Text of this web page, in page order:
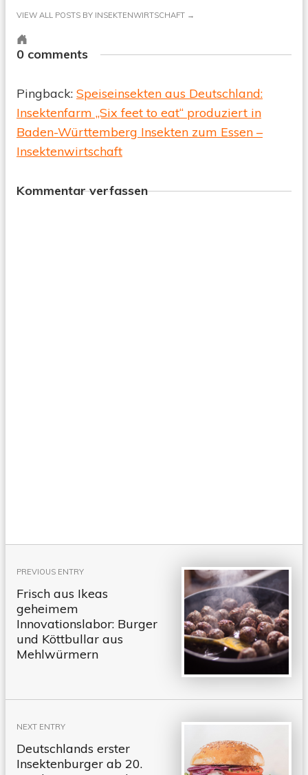
VIEW ALL POSTS BY INSEKTENWIRTSCHAFT
website
0 comments
Pingback: Speiseinsekten aus Deutschland:
Insektenfarm „Six feet to eat“ produziert in
Baden-Württemberg Insekten zum Essen –
Insektenwirtschaft
Kommentar verfassen
PREVIOUS ENTRY
Frisch aus Ikeas
geheimem
Innovationslabor: Burger
und Köttbullar aus
Mehlwürmern
NEXT ENTRY
Deutschlands erster
Insektenburger ab 20.